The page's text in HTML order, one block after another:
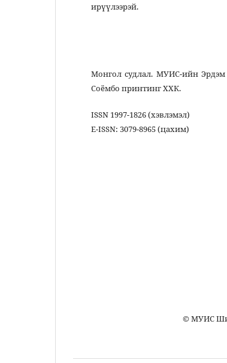
ирүүлээрэй.
Монгол судлал. МУИС-ийн Эрдэм
Соёмбо принтинг ХХК.
ISSN 1997-1826 (хэвлэмэл)
Е-ISSN: 3079-8965 (цахим)
Монгол
Шинжлэх
Монгол хэл,
© МУИС Шинжлэх ухааны